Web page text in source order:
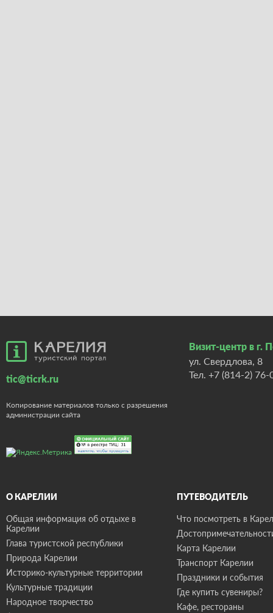
tic@ticrk.ru
Копирование материалов только с разрешения
администрации сайта
Визит-центр в г.
ул. Свердлова, 8
Тел. +7 (814-2) 76-
О КАРЕЛИИ
Общая информация об отдыхе в
Карелии
Глава туристской республики
Природа Карелии
Историко-культурные территории
Культурные традиции
Народное творчество
ПУТЕВОДИТЕЛЬ
Что посмотреть в
Карта Карелии
Транспорт Карелии
Праздники и события
Где купить сувениры?
Кафе, рестораны